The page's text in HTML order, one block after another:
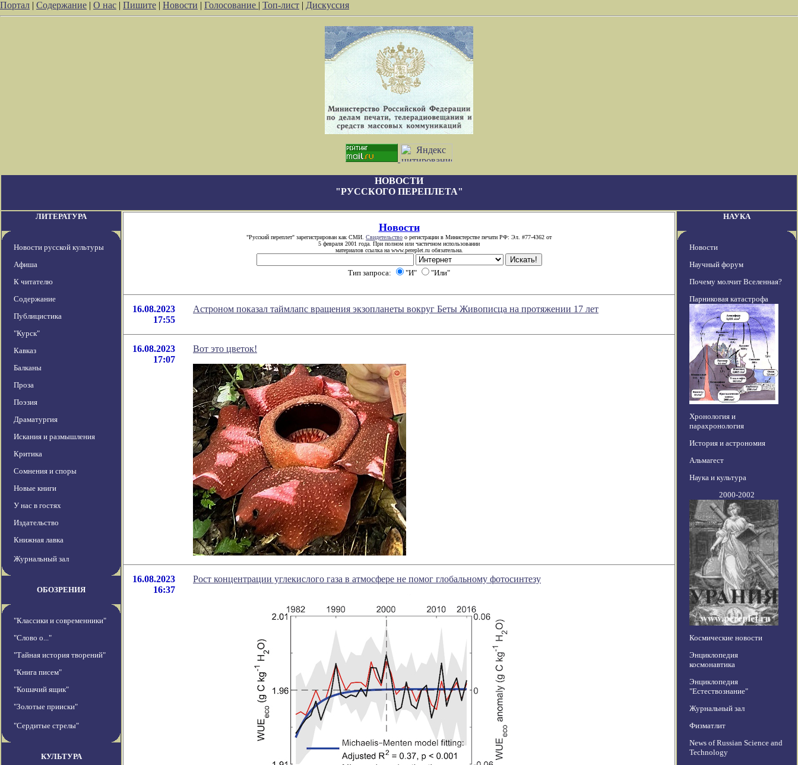
Портал | Содержание | О нас | Пишите | Новости | Голосование | Топ-лист | Дискуссия
НОВОСТИ
"РУССКОГО ПЕРЕПЛЕТА"
ЛИТЕРАТУРА
Новости русской культуры
Афиша
К читателю
Содержание
Публицистика
"Курск"
Кавказ
Балканы
Проза
Поэзия
Драматургия
Искания и размышления
Критика
Сомнения и споры
Новые книги
У нас в гостях
Издательство
Книжная лавка
Журнальный зал
ОБОЗРЕНИЯ
"Классики и современники"
"Слово о..."
"Тайная история творений"
"Книга писем"
"Кошачий ящик"
"Золотые прииски"
"Сердитые стрелы"
КУЛЬТУРА
Новости
"Русский переплет" зарегистрирован как СМИ. Свидетельство о регистрации в Министерстве печати РФ: Эл. #77-4362 от
5 февраля 2001 года. При полном или частичном использовании
материалов ссылка на www.pereplet.ru обязательна.
Тип запроса: "И" "Или"
16.08.2023
17:55
Астроном показал таймлапс вращения экзопланеты вокруг Беты Живописца на протяжении 17 лет
16.08.2023
17:07
Вот это цветок!
16.08.2023
16:37
Рост концентрации углекислого газа в атмосфере не помог глобальному фотосинтезу
НАУКА
Новости
Научный форум
Почему молчит Вселенная?
Парниковая катастрофа
Хронология и
парахронология
История и астрономия
Альмагест
Наука и культура
2000-2002
Космические новости
Энциклопедия
космонавтика
Энциклопедия
"Естествознание"
Журнальный зал
Физматлит
News of Russian Science and
Technology